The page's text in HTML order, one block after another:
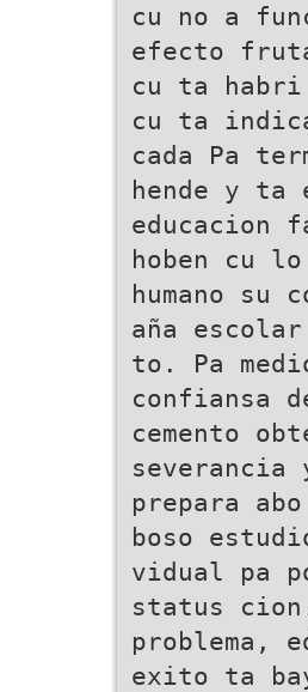
cu no a
efecto
cu ta
cu ta
cada Pa
hende y ta
educacion
hoben cu
humano su
aña
to. Pa
confiansa
cemento
severancia
prepara
boso
vidual pa
status
problema,
exito ta